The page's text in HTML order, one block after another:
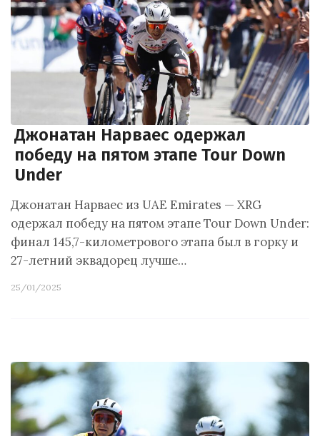
Джонатан Нарваес одержал
победу на пятом этапе Tour Down
Under
Джонатан Нарваес из UAE Emirates — XRG
одержал победу на пятом этапе Tour Down Under:
финал 145,7-километрового этапа был в горку и
27-летний эквадорец лучше…
25/01/2025